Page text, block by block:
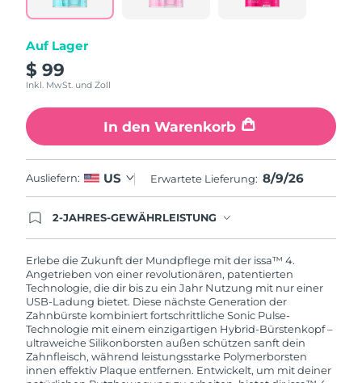
Auf Lager
$ 99
Inkl. MwSt. und Zoll
In den Warenkorb
Ausliefern: US Erwartete Lieferung: 8/9/26
2-JAHRES-GEWÄHRLEISTUNG
innerhalb eines Jahres ab Kaufdatum Anlass zur
Beanstandung deines FOREO-Produktes haben
solltest, bekommst du dieses Produkt von
FOREO gratis ersetzt.
Erlebe die Zukunft der Mundpflege mit der issa™ 4.
Angetrieben von einer revolutionären, patentierten
Technologie, die dir bis zu ein Jahr Nutzung mit nur einer
USB-Ladung bietet. Diese nächste Generation der
Zahnbürste kombiniert fortschrittliche Sonic Pulse-
Technologie mit einem einzigartigen Hybrid-Bürstenkopf –
ultraweiche Silikonborsten außen schützen sanft dein
Zahnfleisch, während leistungsstarke Polymerborsten
innen effektiv Plaque entfernen. Entwickelt, um mit deiner